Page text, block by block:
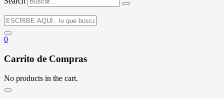
0
Carrito de Compras
No products in the cart.